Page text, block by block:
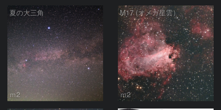
夏の大三角
ｍ2
M17 (オメガ星雲）
ｍ2